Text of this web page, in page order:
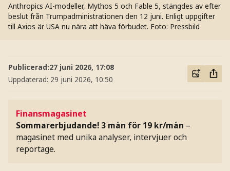
Anthropics AI-modeller, Mythos 5 och Fable 5, stängdes av efter
beslut från Trumpadministrationen den 12 juni. Enligt uppgifter
till Axios är USA nu nära att häva förbudet. Foto: Pressbild
Publicerad:27 juni 2026, 17:08
Uppdaterad: 29 juni 2026, 10:50
Finansmagasinet
Sommarerbjudande! 3 mån för 19 kr/mån –
magasinet med unika analyser, intervjuer och
reportage.